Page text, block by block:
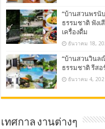
“บ้านสวนพรนั
ธรรมชาติ ฟังเ
เครื่องดื่ม
ธันวาคม 18,
“บ้านสวนวินล
ธรรมชาติ รีส
ธันวาคม 4,
เทศกาล งานต่างๆ